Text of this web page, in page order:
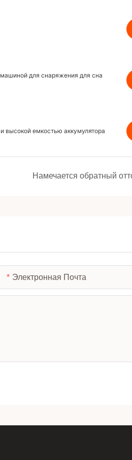
для снаряжения для сна
высокой емкостью аккумулятора
Электронная Почта